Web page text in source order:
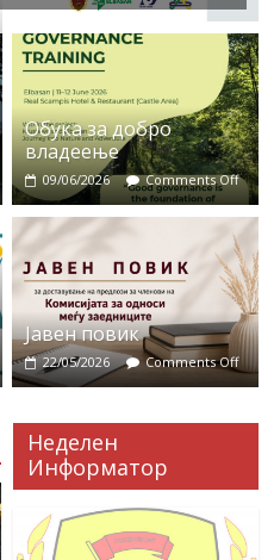
Обука за добро
владеење
09/06/2026 Comments Off
Јавен повик
22/05/2026 Comments Off
Неделен
Информатор